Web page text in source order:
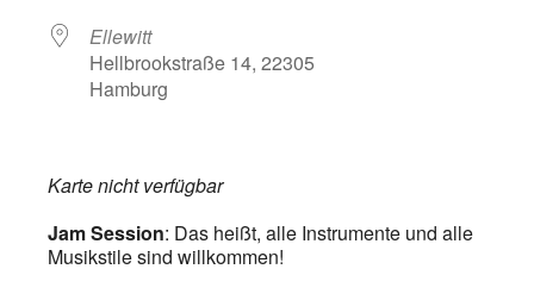
Ellewitt
Hellbrookstraße 14, 22305
Hamburg
Karte nicht verfügbar
Jam Session: Das heißt, alle Instrumente und alle
Musikstile sind willkommen!